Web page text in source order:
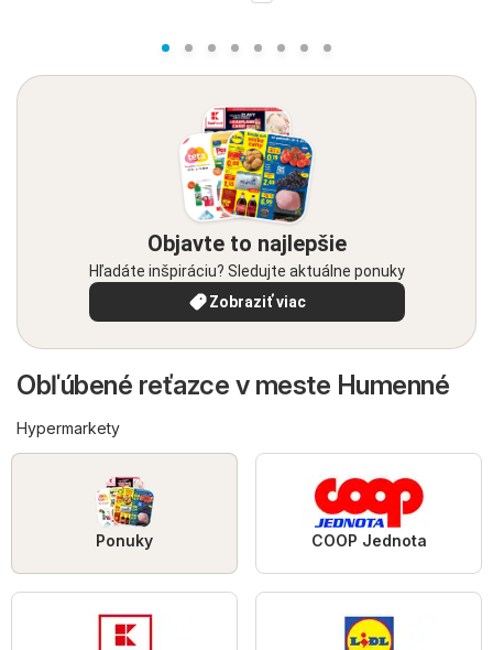
Objavte to najlepšie
Hľadáte inšpiráciu? Sledujte aktuálne ponuky
Zobraziť viac
Obľúbené reťazce v meste Humenné
Hypermarkety
Ponuky COOP Jednota